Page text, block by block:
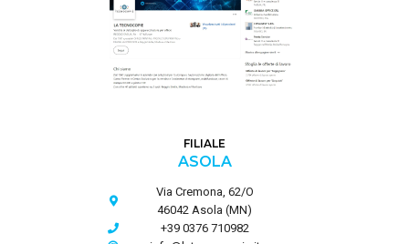
FILIALE
ASOLA
Via Cremona, 62/O
46042 Asola (MN)
+39 0376 710982